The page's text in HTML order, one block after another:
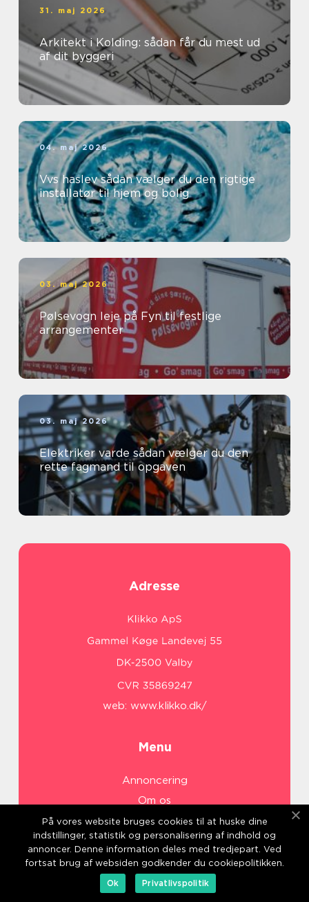
31. maj 2026
Arkitekt i Kolding: sådan får du mest ud
af dit byggeri
04. maj 2026
Vvs haslev sådan vælger du den rigtige
installatør til hjem og bolig
03. maj 2026
Pølsevogn leje på Fyn til festlige
arrangementer
03. maj 2026
Elektriker varde sådan vælger du den
rette fagmand til opgaven
Adresse
web: www.klikko.dk/
Menu
Annoncering
Om os
Cookies
Kontakt os
Sitemap
På vores website bruges cookies til at huske dine
indstillinger, statistik og personalisering af indhold og
annoncer. Denne information deles med tredjepart. Ved
fortsat brug af websiden godkender du cookiepolitikken.
Ok
Privatlivspolitik